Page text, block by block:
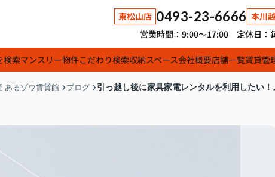
東松山店 0493-23-6666 本川
営業時間：9:00～17:00 定休日：
検索マンスリー物件こだわり検索収納スペース会社概要店舗一覧賃貸管
あるゾウ賃貸館 ブログ 引っ越し後に家具家電レンタルを利用したい